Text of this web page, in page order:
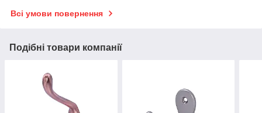
Всі умови повернення
Подібні товари компанії